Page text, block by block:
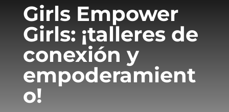
Girls Empower
Girls: ¡talleres de
conexión y
empoderamient
o!